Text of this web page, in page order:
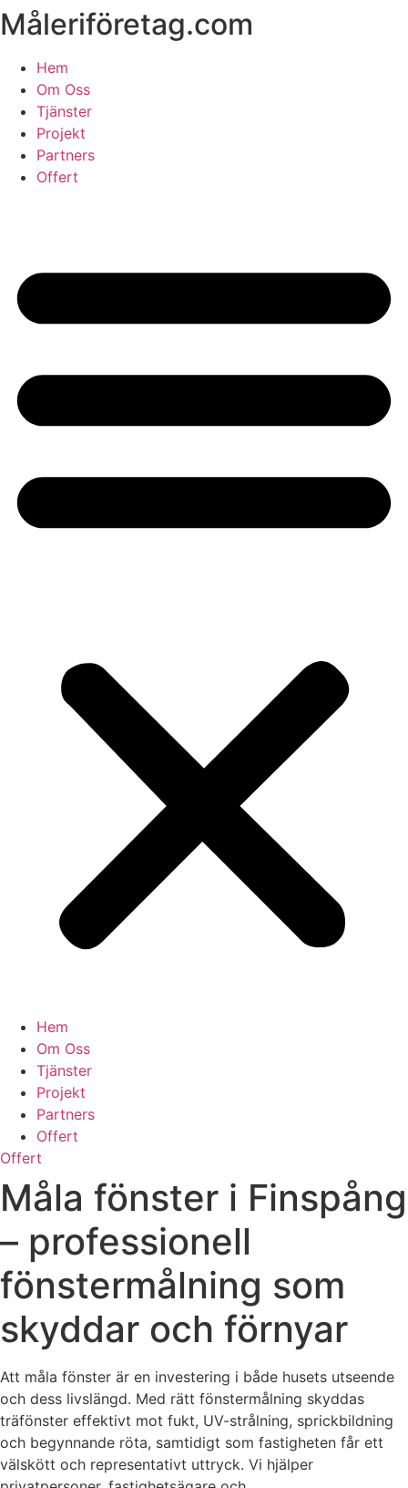
Skip
to
content
Måleriföretag.com
Hem
Om Oss
Tjänster
Projekt
Partners
Offert
Hem
Om Oss
Tjänster
Projekt
Partners
Offert
Offert
Måla fönster i Finspång
– professionell
fönstermålning som
skyddar och förnyar
Att måla fönster är en investering i både husets utseende
och dess livslängd. Med rätt fönstermålning skyddas
träfönster effektivt mot fukt, UV-strålning, sprickbildning
och begynnande röta, samtidigt som fastigheten får ett
välskött och representativt uttryck. Vi hjälper